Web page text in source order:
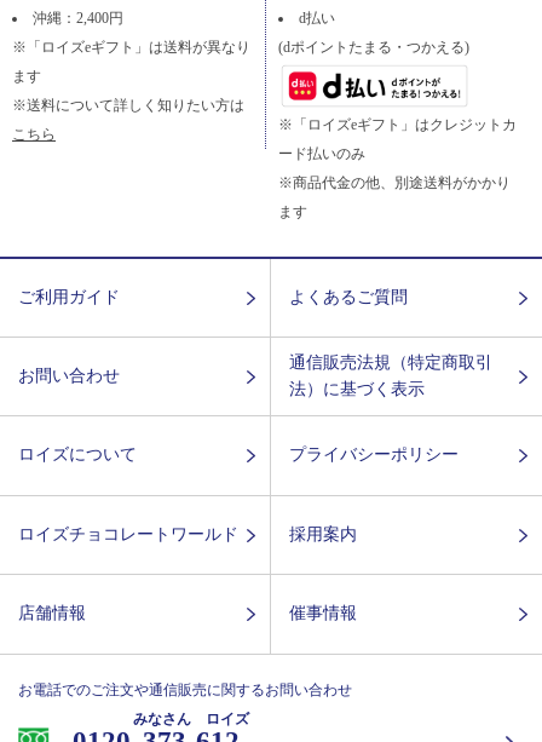
沖縄：2,400円
※「ロイズeギフト」は送料が異なり
ます
※送料について詳しく知りたい方は
こちら
d払い
(dポイントたまる・つかえる)
※「ロイズeギフト」はクレジットカ
ード払いのみ
※商品代金の他、別途送料がかかり
ます
ご利用ガイド よくあるご質問
お問い合わせ
通信販売法規（特定商取引
法）に基づく表示
ロイズについて プライバシーポリシー
ロイズチョコレートワールド 採用案内
店舗情報 催事情報
お電話でのご注文や通信販売に関するお問い合わせ
みなさん ロイズ